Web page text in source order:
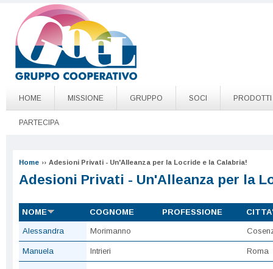
Salta al contenuto principale
Go to page top
HOME MISSIONE GRUPPO SOCI PRODOTTI
PARTECIPA
Home ›› Adesioni Privati - Un'Alleanza per la Locride e la Calabria!
Adesioni Privati - Un'Alleanza per la
NOME COGNOME PROFESSIONE
Alessandra Morimanno
Manuela Intrieri Roma